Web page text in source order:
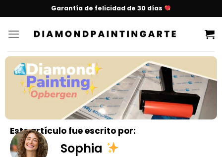
Garantía de felicidad de 30 días
Este artículo fue escrito por:
Sophia